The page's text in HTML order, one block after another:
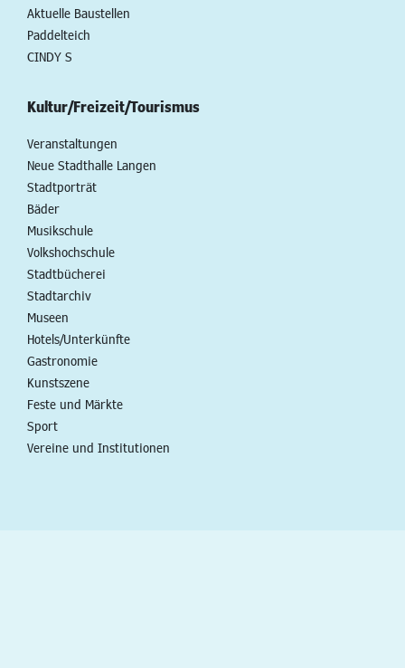
Aktuelle Baustellen
Paddelteich
CINDY S
Kultur/Freizeit/Tourismus
Veranstaltungen
Neue Stadthalle Langen
Stadtporträt
Bäder
Musikschule
Volkshochschule
Stadtbücherei
Stadtarchiv
Museen
Hotels/Unterkünfte
Gastronomie
Kunstszene
Feste und Märkte
Sport
Vereine und Institutionen